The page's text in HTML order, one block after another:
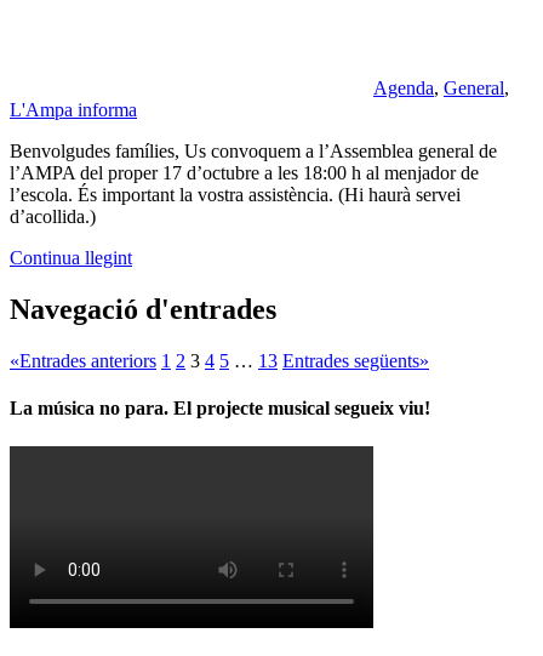
Agenda, General,
L'Ampa informa
Benvolgudes famílies, Us convoquem a l’Assemblea general de
l’AMPA del proper 17 d’octubre a les 18:00 h al menjador de
l’escola. És important la vostra assistència. (Hi haurà servei
d’acollida.)
Continua llegint
Navegació d'entrades
«Entrades anteriors 1 2 3 4 5 … 13 Entrades següents»
La música no para. El projecte musical segueix viu!